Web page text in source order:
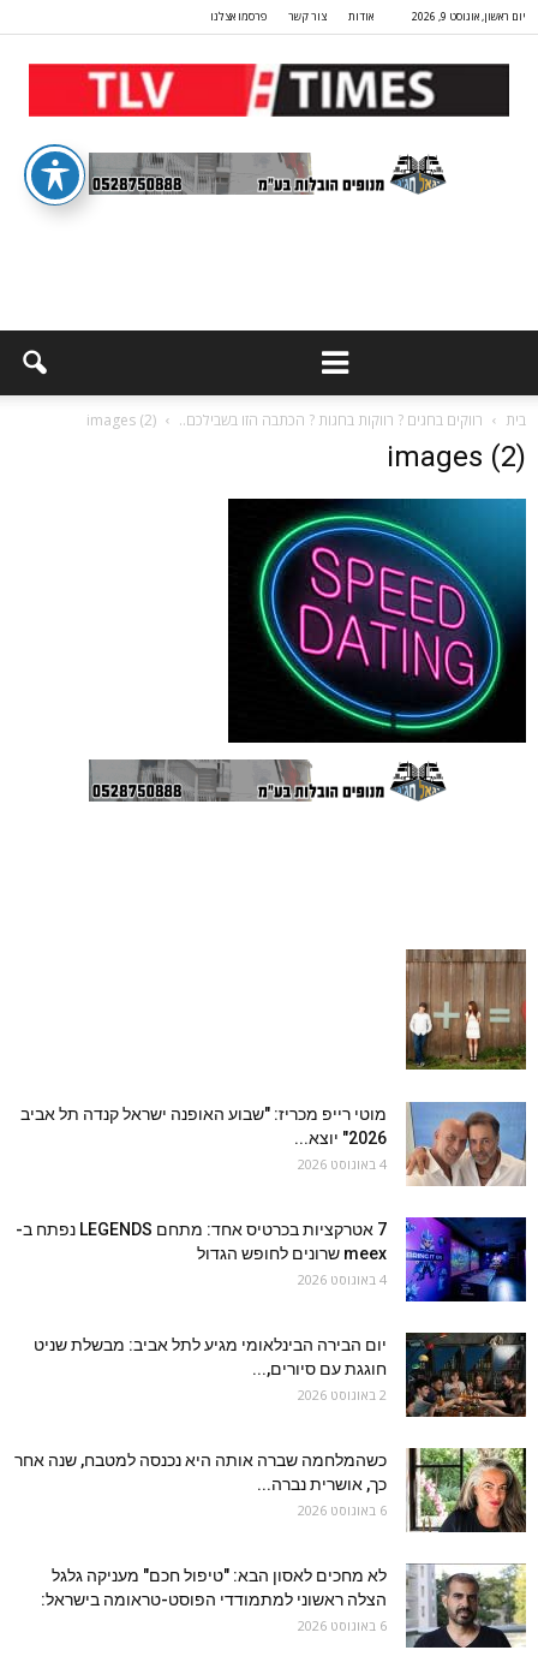
יום ראשון, אוגוסט 9, 2026 אודות צור קשר פרסמו אצלנו
בית רווקים בחגים ? רווקות בחגות ? הכתבה הזו בשבילכם.. images (2)
images (2)
מוטי רייפ מכריז: "שבוע האופנה ישראל קנדה תל אביב
2026" יוצא...
4 באוגוסט 2026
7 אטרקציות בכרטיס אחד: מתחם LEGENDS נפתח ב-
meex שרונים לחופש הגדול
4 באוגוסט 2026
יום הבירה הבינלאומי מגיע לתל אביב: מבשלת שניט
חוגגת עם סיורים,...
2 באוגוסט 2026
כשהמלחמה שברה אותה היא נכנסה למטבח, שנה אחר
כך, אושרית נברה...
6 באוגוסט 2026
לא מחכים לאסון הבא: "טיפול חכם" מעניקה גלגל
הצלה ראשוני למתמודדי הפוסט-טראומה בישראל:
6 באוגוסט 2026